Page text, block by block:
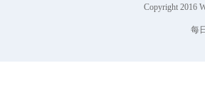
Copyright 2016
每